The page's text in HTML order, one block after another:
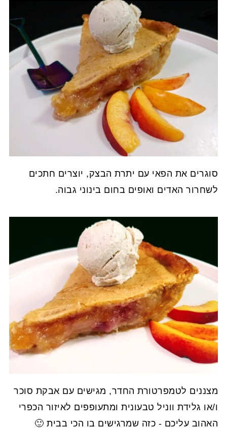
סוגרים את הפאי עם יתרת הבצק, יוצרים חתכים
לשחרור האדים ואופים בחום בינוני גבוה.
מצננים לטמפרטורת החדר, מגישים עם אבקת סוכר
ו/או גלידת ווניל טבעונית ומתעופפים לאיזור הכפרי
האהוב עליכם - כזה שמרגישים בו הכי בבית 🙂